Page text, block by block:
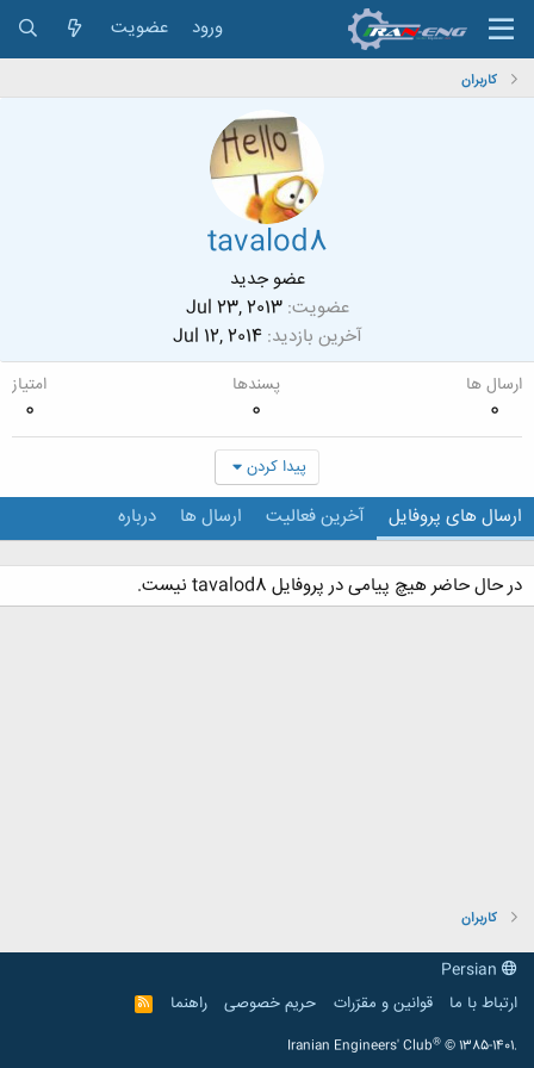
ورود عضویت
کاربران
tavalod8
عضو جدید
عضویت Jul 23, 2013
آخرین بازدید Jul 12, 2014
ارسال ها
0
پسندها
0
امتیاز
0
پیدا کردن
ارسال های پروفایل آخرین فعالیت ارسال ها درباره
در حال حاضر هیچ پیامی در پروفایل tavalod8 نیست.
کاربران
ارتباط با ما
قوانین و مقرّرات حریم خصوصی راهنما
R
S
Iranian Engineers' Club® © 1385-1401.